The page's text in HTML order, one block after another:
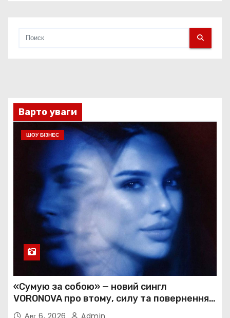
Варто уваги
ШОУ БІЗНЕС
«Сумую за собою» — новий сингл
VORONOVA про втому, силу та повернення
до себе
Авг 6, 2026 Admin